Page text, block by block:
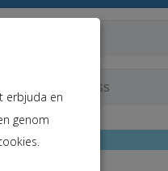
erbjuda en
genom